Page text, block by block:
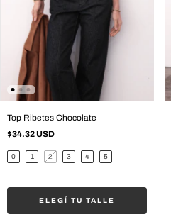
Top Ribetes Chocolate
$34.32 USD
0 1 2 3 4 5
ELEGÍ TU TALLE